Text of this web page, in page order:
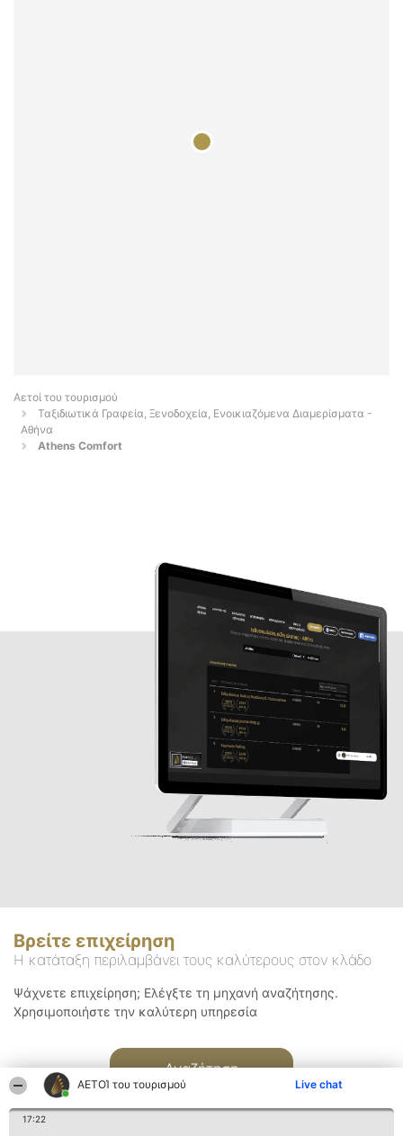
ΑΕΤΟΊ του τουρισμού Live chat
17:22
Αετοί του τουρισμού
Ταξιδιωτικά Γραφεία, Ξενοδοχεία, Ενοικιαζόμενα Διαμερίσματα -
Αθήνα
Athens Comfort
Βρείτε επιχείρηση
Η κατάταξη περιλαμβάνει τους καλύτερους στον κλάδο
Ψάχνετε επιχείρηση; Ελέγξτε τη μηχανή αναζήτησης.
Χρησιμοποιήστε την καλύτερη υπηρεσία
Αναζήτηση